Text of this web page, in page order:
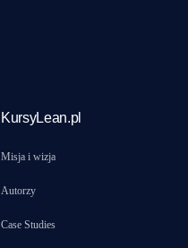
KursyLean.pl
Misja i wizja
Autorzy
Case Studies